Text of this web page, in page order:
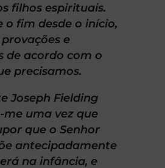
filhos espirituais.
o fim desde o início,
e
de acordo com o
precisamos.
Joseph Fielding
me uma vez que
que o Senhor
antecipadamente
na infância, e